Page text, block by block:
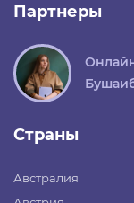
Партнеры
Страны
Австралия